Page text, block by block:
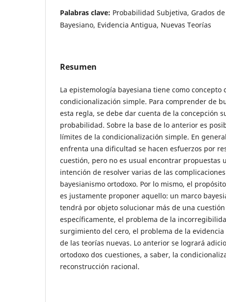
Palabras clave: Probabilidad Subjetiva, Grados
Bayesiano, Evidencia Antigua, Nuevas Teorías
Resumen
La epistemología bayesiana tiene como concepto
condicionalización simple. Para comprender de
esta regla, se debe dar cuenta de la concepción
probabilidad. Sobre la base de lo anterior es
límites de la condicionalización simple. En
enfrenta una dificultad se hacen esfuerzos por
cuestión, pero no es usual encontrar propuestas
intención de resolver varias de las
bayesianismo ortodoxo. Por lo mismo, el
es justamente proponer aquello: un marco
tendrá por objeto solucionar más de una
específicamente, el problema de la
surgimiento del cero, el problema de la
de las teorías nuevas. Lo anterior se logrará
ortodoxo dos cuestiones, a saber, la
reconstrucción racional.